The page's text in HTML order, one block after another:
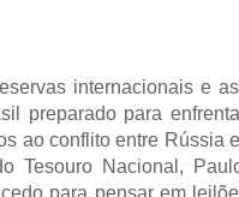
internacionais e
preparado para
ao conflito entre Rússia
Tesouro Nacional,